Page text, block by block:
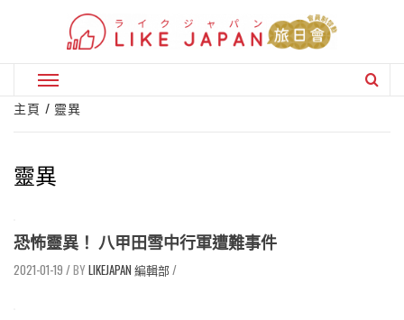
Primary
Menu
主頁 靈異
靈異
恐怖靈異！ 八甲田雪中行軍遭難事件
2021-01-19 / LIKEJAPAN 編輯部/